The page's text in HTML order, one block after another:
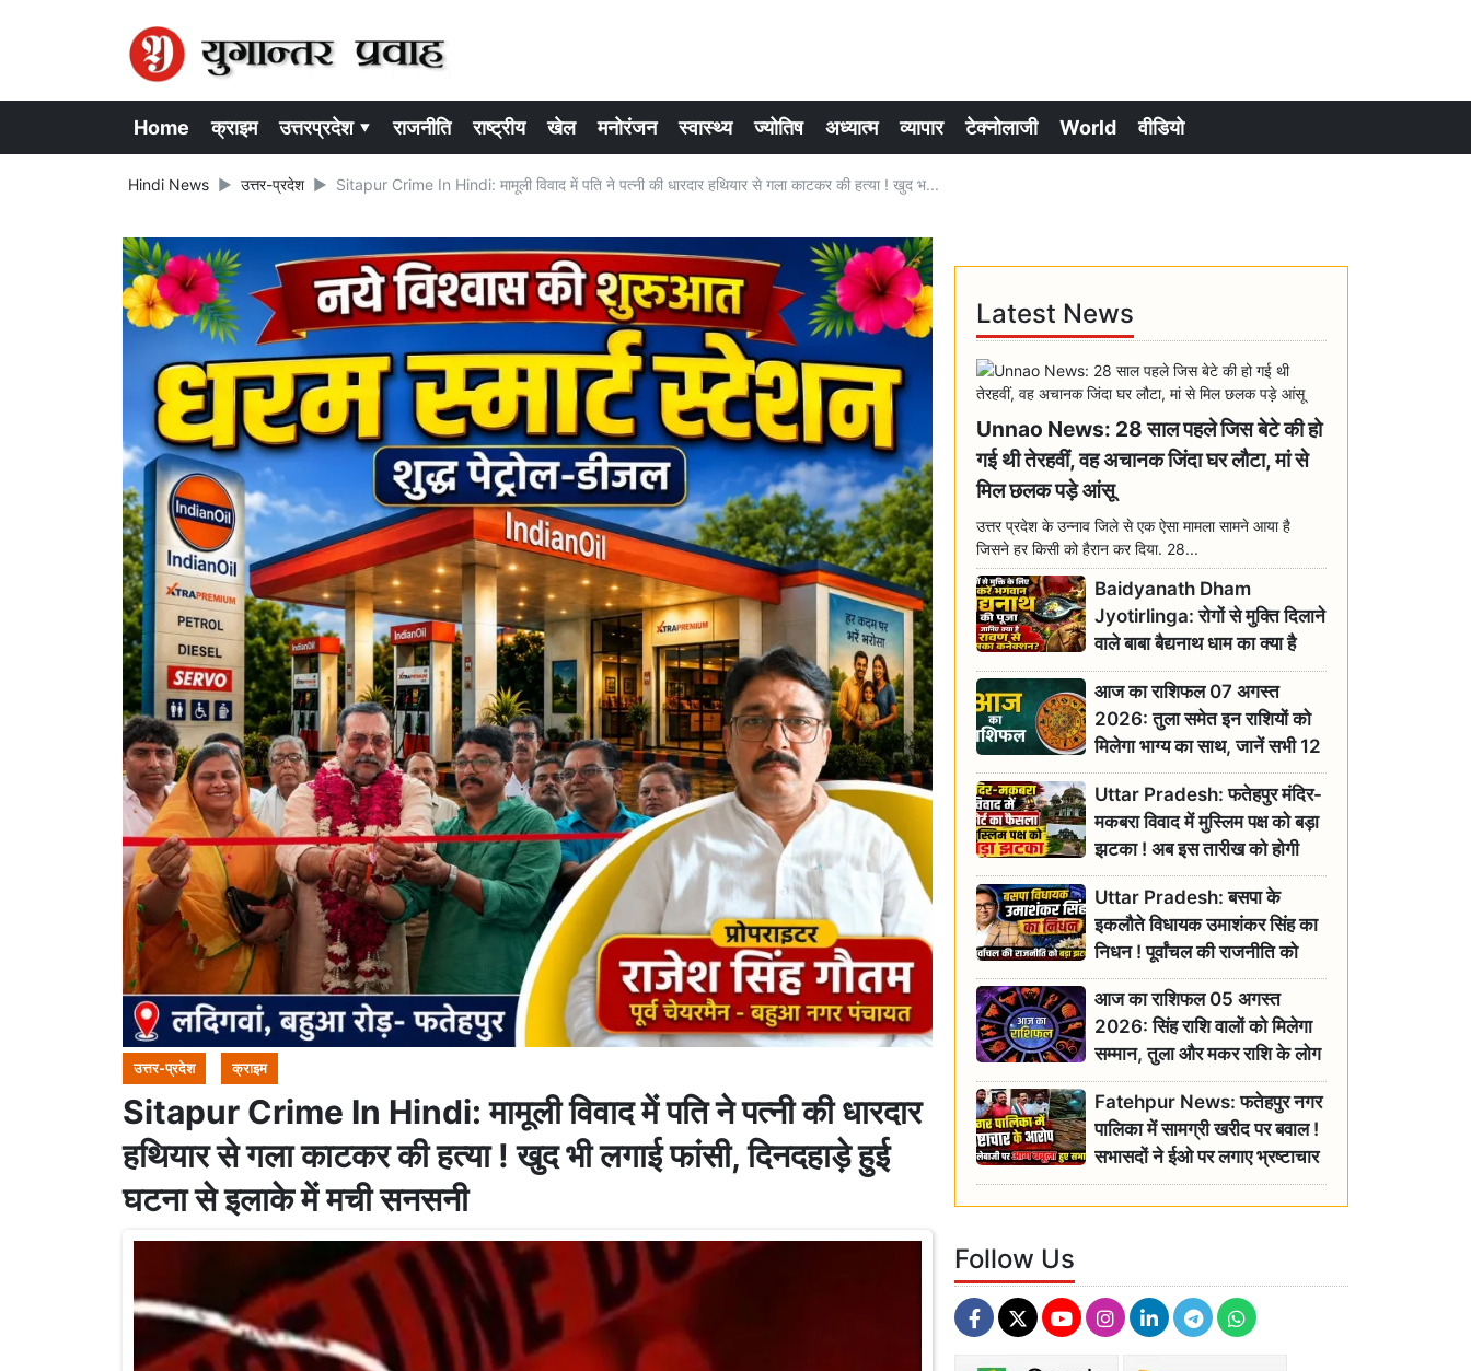
Home क्राइम उत्तरप्रदेश ▾ राजनीति राष्ट्रीय खेल मनोरंजन स्वास्थ्य ज्योतिष अध्यात्म व्यापार टेक्नोलाजी World वीडियो
Hindi News उत्तर-प्रदेश Sitapur Crime In Hindi: मामूली विवाद में पति ने पत्नी की धारदार हथियार से गला काटकर की हत्या ! खुद भ...
उत्तर-प्रदेश क्राइम
Sitapur Crime In Hindi: मामूली विवाद में पति ने पत्नी की धारदार
हथियार से गला काटकर की हत्या ! खुद भी लगाई फांसी, दिनदहाड़े हुई
घटना से इलाके में मची सनसनी
Latest News
Unnao News: 28 साल पहले जिस बेटे की हो
गई थी तेरहवीं, वह अचानक जिंदा घर लौटा, मां से
मिल छलक पड़े आंसू
उत्तर प्रदेश के उन्नाव जिले से एक ऐसा मामला सामने आया है
जिसने हर किसी को हैरान कर दिया. 28...
Baidyanath Dham
Jyotirlinga: रोगों से मुक्ति दिलाने
वाले बाबा बैद्यनाथ धाम का क्या है
रावण से संबंध? जानिए ज्योतिर्लिंग की
महिमा
आज का राशिफल 07 अगस्त
2026: तुला समेत इन राशियों को
मिलेगा भाग्य का साथ, जानें सभी 12
राशियों का दैनिक भाग्यफल
Uttar Pradesh: फतेहपुर मंदिर-
मकबरा विवाद में मुस्लिम पक्ष को बड़ा
झटका ! अब इस तारीख को होगी
सुनवाई
Uttar Pradesh: बसपा के
इकलौते विधायक उमाशंकर सिंह का
निधन ! पूर्वांचल की राजनीति को
बड़ा झटका, योगी ने जताया दुःख
आज का राशिफल 05 अगस्त
2026: सिंह राशि वालों को मिलेगा
सम्मान, तुला और मकर राशि के लोग
रहें सतर्क
Fatehpur News: फतेहपुर नगर
पालिका में सामग्री खरीद पर बवाल !
सभासदों ने ईओ पर लगाए भ्रष्टाचार
के गंभीर आरोप
Follow Us